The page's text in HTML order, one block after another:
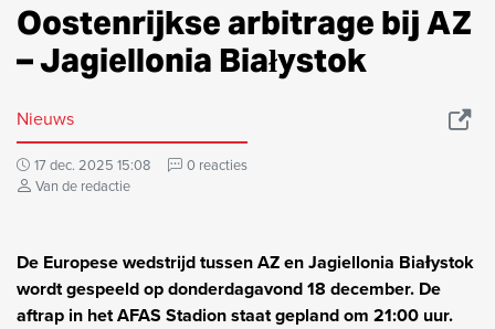
Oostenrijkse arbitrage bij AZ
– Jagiellonia Białystok
Nieuws
17 dec. 2025 15:08
0 reacties
Van de redactie
De Europese wedstrijd tussen AZ en Jagiellonia Białystok
wordt gespeeld op donderdagavond 18 december. De
aftrap in het AFAS Stadion staat gepland om 21:00 uur.